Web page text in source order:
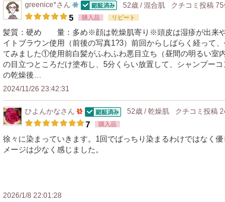
バ
ー
に
お
気
り
登
録
さ
greenice*さん
10
人
以
上
ン
バ
ー
に
認証済
52歳 / 混合肌 クチコミ投稿 75
5 購入品 リピート
髪質：硬め 量：多め※顔は乾燥肌寄り※頭皮は湿疹が出来や
イトブラウン使用（前後の写真1?3）前回からしばらく経って
てみました①使用前白髪がふわふわ悪目立ち（昼間の明るい室
の目立つところだけ塗布し、5分くらい放置して、シャンプー
の乾燥後…
2024/11/26 23:42:31
ひよんかなさん
50
人
以
認証済
52歳 / 乾燥肌 クチコミ投稿
7 購入品
徐々に染まっていきます。1回でばっちり染まるわけではなく
メージは少なく感じました。
2026/1/8 22:01:28